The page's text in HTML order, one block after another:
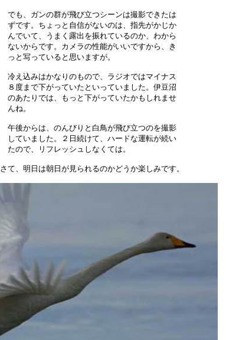
でも、ガンの群が飛び立つシーンは撮影できたは
ずです。ちょっと自信がないのは、指先がかじか
んでいて、うまく露出を振れているのか、わから
ないからです。カメラの性能がいいですから、き
っと写っていると思いますが。
冷え込みはかなりのもので、ラジオではマイナス
８度まで下がっていたといっていました。伊豆沼
のあたりでは、もっと下がっていたかもしれませ
んね。
午後からは、のんびりと白鳥が飛び立つのを撮影
していました。２日続けて、ハードな運転が続い
たので、リフレッシュしなくては。
さて、明日は朝日が見られるのかどうか楽しみです。